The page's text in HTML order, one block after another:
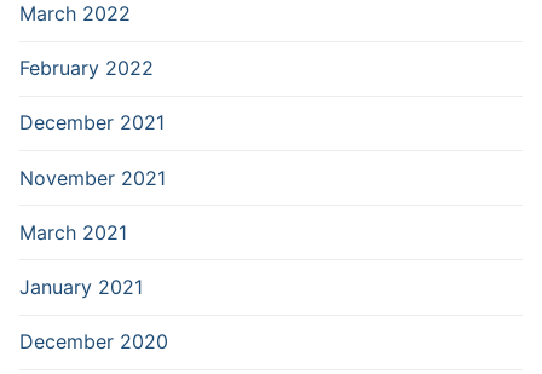
March 2022
February 2022
December 2021
November 2021
March 2021
January 2021
December 2020